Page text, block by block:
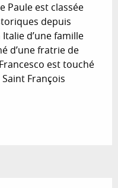
Paule est classée
depuis
d’une famille
d’une fratrie de
est touché
François